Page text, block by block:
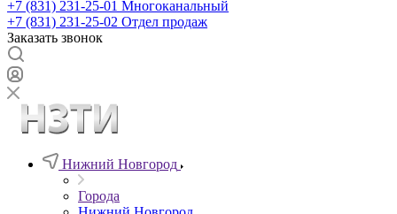
+7 (831) 231-25-01 Многоканальный
+7 (831) 231-25-02 Отдел продаж
Заказать звонок
Нижний Новгород
Города